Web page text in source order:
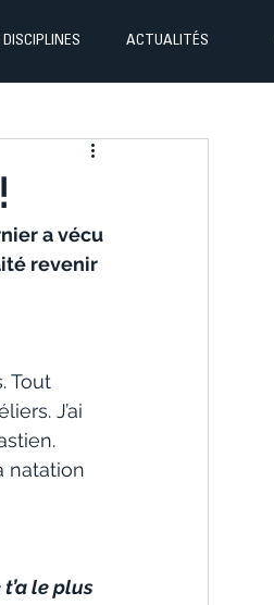
DISCIPLINES ACTUALITÉS
a vécu
revenir
Tout
J’ai
natation
le plus